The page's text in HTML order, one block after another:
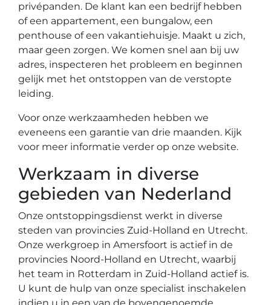
privépanden. De klant kan een bedrijf hebben
of een appartement, een bungalow, een
penthouse of een vakantiehuisje. Maakt u zich,
maar geen zorgen. We komen snel aan bij uw
adres, inspecteren het probleem en beginnen
gelijk met het ontstoppen van de verstopte
leiding.
Voor onze werkzaamheden hebben we
eveneens een garantie van drie maanden. Kijk
voor meer informatie verder op onze website.
Werkzaam in diverse
gebieden van Nederland
Onze ontstoppingsdienst werkt in diverse
steden van provincies Zuid-Holland en Utrecht.
Onze werkgroep in Amersfoort is actief in de
provincies Noord-Holland en Utrecht, waarbij
het team in Rotterdam in Zuid-Holland actief is.
U kunt de hulp van onze specialist inschakelen